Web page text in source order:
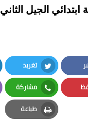
ابتدائي الجيل الثاني
تغريد
Twitter
مشاركة
Whatsapp
طباعة
Print